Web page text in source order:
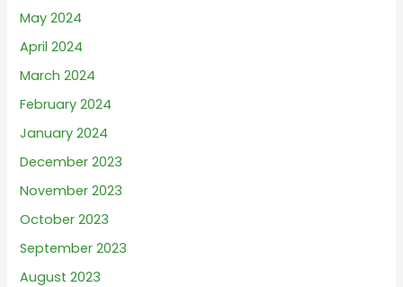
May 2024
April 2024
March 2024
February 2024
January 2024
December 2023
November 2023
October 2023
September 2023
August 2023